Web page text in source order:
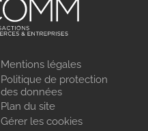
Mentions légales
Politique de protection
des données
Plan du site
Gérer les cookies